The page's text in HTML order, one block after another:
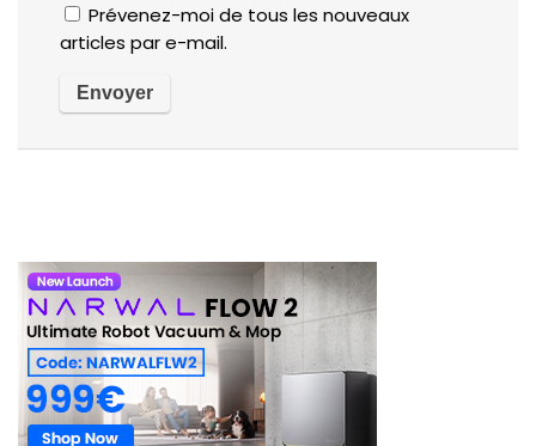
Prévenez-moi de tous les nouveaux
articles par e-mail.